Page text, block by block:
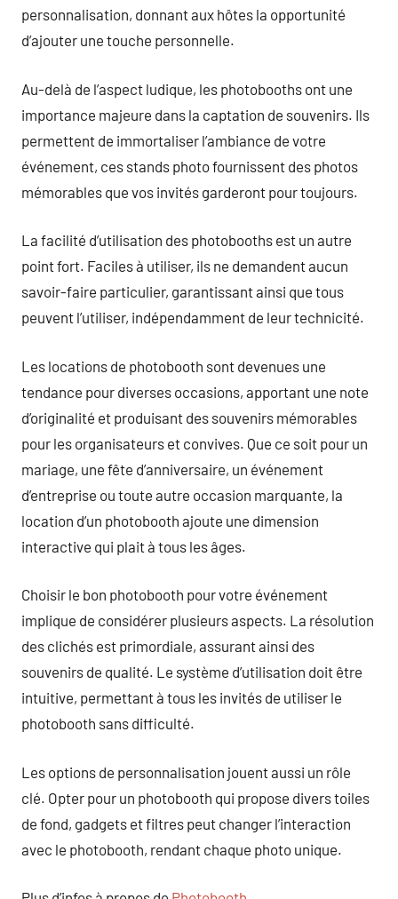
personnalisation, donnant aux hôtes la opportunité
d’ajouter une touche personnelle.
Au-delà de l’aspect ludique, les photobooths ont une
importance majeure dans la captation de souvenirs. Ils
permettent de immortaliser l’ambiance de votre
événement, ces stands photo fournissent des photos
mémorables que vos invités garderont pour toujours.
La facilité d’utilisation des photobooths est un autre
point fort. Faciles à utiliser, ils ne demandent aucun
savoir-faire particulier, garantissant ainsi que tous
peuvent l’utiliser, indépendamment de leur technicité.
Les locations de photobooth sont devenues une
tendance pour diverses occasions, apportant une note
d’originalité et produisant des souvenirs mémorables
pour les organisateurs et convives. Que ce soit pour un
mariage, une fête d’anniversaire, un événement
d’entreprise ou toute autre occasion marquante, la
location d’un photobooth ajoute une dimension
interactive qui plait à tous les âges.
Choisir le bon photobooth pour votre événement
implique de considérer plusieurs aspects. La résolution
des clichés est primordiale, assurant ainsi des
souvenirs de qualité. Le système d’utilisation doit être
intuitive, permettant à tous les invités de utiliser le
photobooth sans difficulté.
Les options de personnalisation jouent aussi un rôle
clé. Opter pour un photobooth qui propose divers toiles
de fond, gadgets et filtres peut changer l’interaction
avec le photobooth, rendant chaque photo unique.